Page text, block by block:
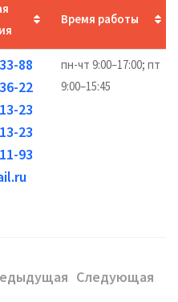
Время работы
88
22
23
23
93
пн-чт 9:00–17:00; пт
9:00–15:45
Следующая